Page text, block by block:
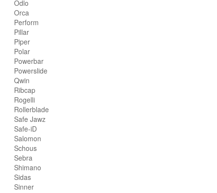
Odlo
Orca
Perform
Pillar
Piper
Polar
Powerbar
Powerslide
Qwin
Ribcap
Rogelli
Rollerblade
Safe Jawz
Safe-iD
Salomon
Schous
Sebra
Shimano
Sidas
Sinner